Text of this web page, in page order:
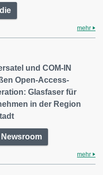
mehr
und COM-IN
Open-Access-
Glasfaser für
in der Region
mehr